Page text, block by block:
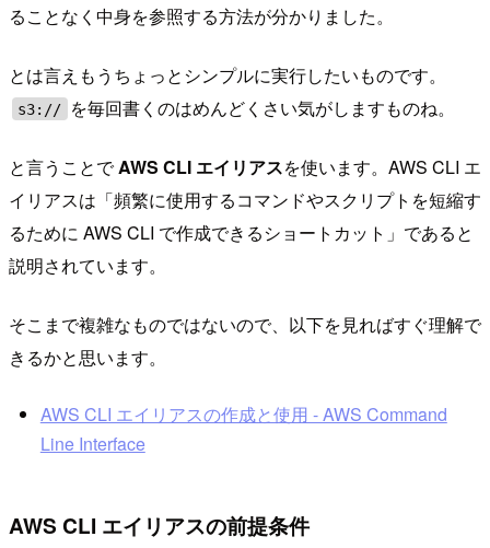
ることなく中身を参照する方法が分かりました。
とは言えもうちょっとシンプルに実行したいものです。
s3:// を毎回書くのはめんどくさい気がしますものね。
と言うことでAWS CLI エイリアスを使います。AWS CLI エ
イリアスは「頻繁に使用するコマンドやスクリプトを短縮す
るために AWS CLI で作成できるショートカット」であると
説明されています。
そこまで複雑なものではないので、以下を見ればすぐ理解で
きるかと思います。
AWS CLI エイリアスの作成と使用 - AWS Command
Line Interface
AWS CLI エイリアスの前提条件